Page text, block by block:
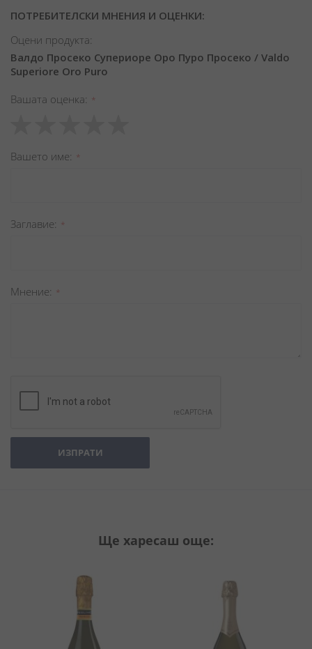
ПОТРЕБИТЕЛСКИ МНЕНИЯ И ОЦЕНКИ:
Оцени продукта:
Валдо Просеко Супериоре Оро Пуро Просеко / Valdo
Superiore Oro Puro
Вашата оценка
star
stars
stars
stars
stars
Вашето име
Заглавиe
Мнение
ИЗПРАТИ
Ще харесаш още: